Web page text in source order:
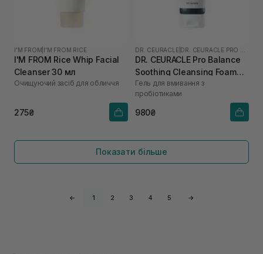
I'M FROM I'M FROM RICE
I'M FROM Rice Whip Facial
Cleanser 30 мл
Очищуючий засіб для обличчя
275₴
DR. CEURACLE| DR. CEURACLE PRO BALANCE
DR. CEURACLE Pro Balance
Soothing Cleansing Foam
150 мл
Гель для вмивання з
пробіотиками
980₴
Показати більше
← 1 2 3 4 5 →